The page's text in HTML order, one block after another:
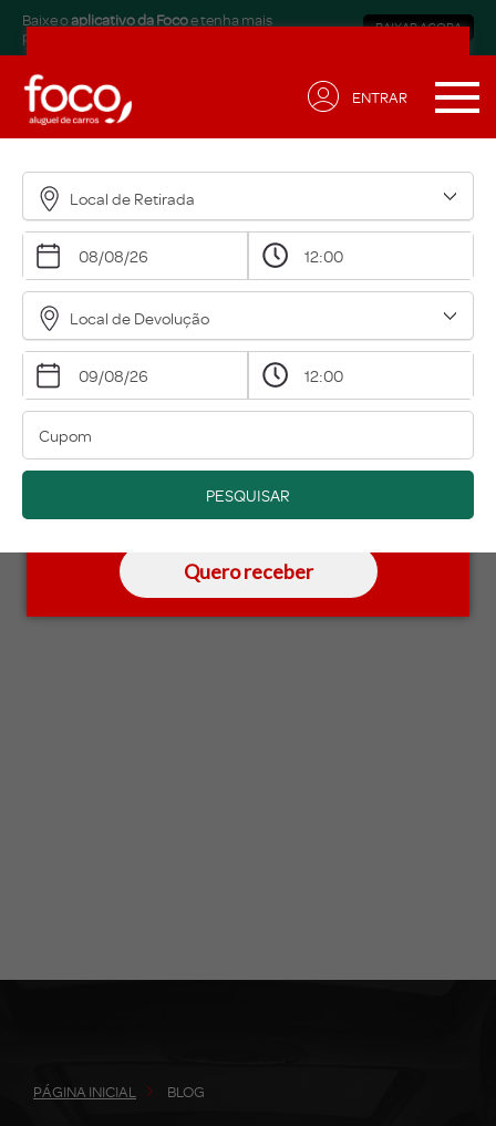
para sua necessidade!
Nome*
Email*
Data de Aniversário*
Qual modalidade está buscando?*
Eu concordo em receber comunicações.
A nossa empresa está comprometida a proteger e
respeitar sua privacidade, acesse nossa
Quero receber
Baixe oaplicativo da Focoe tenha mais
praticidade.
BAIXAR AGORA
ENTRAR
Local de Retirada
Local de Devolução
PESQUISAR
PÁGINA INICIAL BLOG